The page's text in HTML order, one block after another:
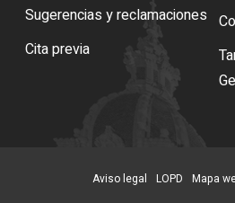
Sugerencias y reclamaciones
Cita previa
Aviso legal LOPD Mapa